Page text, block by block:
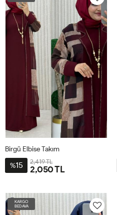
56
Birgü Elbise Takım
%15 2,419 TL
2,050 TL
KARGO
BEDAVA